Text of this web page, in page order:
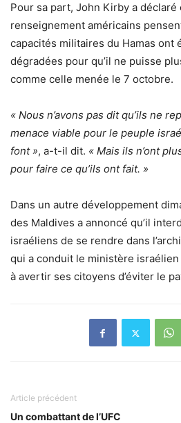
Pour sa part, John Kirby a
renseignement américains
capacités militaires du Hamas ont
dégradées pour qu’il ne puisse
comme celle menée le 7 octobre.
« Nous n’avons pas dit qu’ils ne
menace viable pour le peuple
font », a-t-il dit. « Mais ils n’ont
pour faire ce qu’ils ont fait. »
Dans un autre développement
des Maldives a annoncé qu’il
israéliens de se rendre dans
qui a conduit le ministère
à avertir ses citoyens d’éviter le
Article précédent
Un combattant de l’UFC